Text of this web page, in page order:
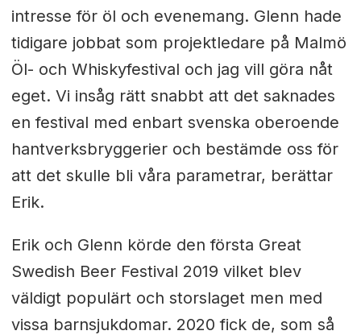
intresse för öl och evenemang. Glenn hade
tidigare jobbat som projektledare på Malmö
Öl- och Whiskyfestival och jag vill göra nåt
eget. Vi insåg rätt snabbt att det saknades
en festival med enbart svenska oberoende
hantverksbryggerier och bestämde oss för
att det skulle bli våra parametrar, berättar
Erik.
Erik och Glenn körde den första Great
Swedish Beer Festival 2019 vilket blev
väldigt populärt och storslaget men med
vissa barnsjukdomar. 2020 fick de, som så